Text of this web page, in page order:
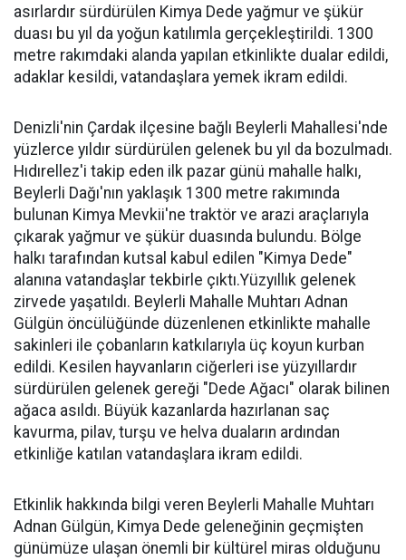
asırlardır sürdürülen Kimya Dede yağmur ve şükür
duası bu yıl da yoğun katılımla gerçekleştirildi. 1300
metre rakımdaki alanda yapılan etkinlikte dualar edildi,
adaklar kesildi, vatandaşlara yemek ikram edildi.
Denizli'nin Çardak ilçesine bağlı Beylerli Mahallesi'nde
yüzlerce yıldır sürdürülen gelenek bu yıl da bozulmadı.
Hıdırellez'i takip eden ilk pazar günü mahalle halkı,
Beylerli Dağı'nın yaklaşık 1300 metre rakımında
bulunan Kimya Mevkii'ne traktör ve arazi araçlarıyla
çıkarak yağmur ve şükür duasında bulundu. Bölge
halkı tarafından kutsal kabul edilen "Kimya Dede"
alanına vatandaşlar tekbirle çıktı.Yüzyıllık gelenek
zirvede yaşatıldı. Beylerli Mahalle Muhtarı Adnan
Gülgün öncülüğünde düzenlenen etkinlikte mahalle
sakinleri ile çobanların katkılarıyla üç koyun kurban
edildi. Kesilen hayvanların ciğerleri ise yüzyıllardır
sürdürülen gelenek gereği "Dede Ağacı" olarak bilinen
ağaca asıldı. Büyük kazanlarda hazırlanan saç
kavurma, pilav, turşu ve helva duaların ardından
etkinliğe katılan vatandaşlara ikram edildi.
Etkinlik hakkında bilgi veren Beylerli Mahalle Muhtarı
Adnan Gülgün, Kimya Dede geleneğinin geçmişten
günümüze ulaşan önemli bir kültürel miras olduğunu